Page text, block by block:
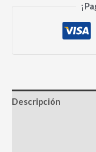
Descripción